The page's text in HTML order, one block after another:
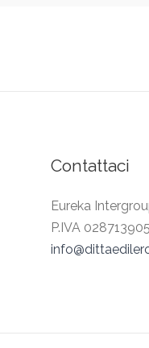
Contattaci
Eureka
P.IVA